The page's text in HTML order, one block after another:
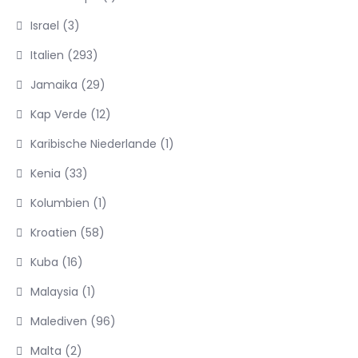
Israel (3)
Italien (293)
Jamaika (29)
Kap Verde (12)
Karibische Niederlande (1)
Kenia (33)
Kolumbien (1)
Kroatien (58)
Kuba (16)
Malaysia (1)
Malediven (96)
Malta (2)